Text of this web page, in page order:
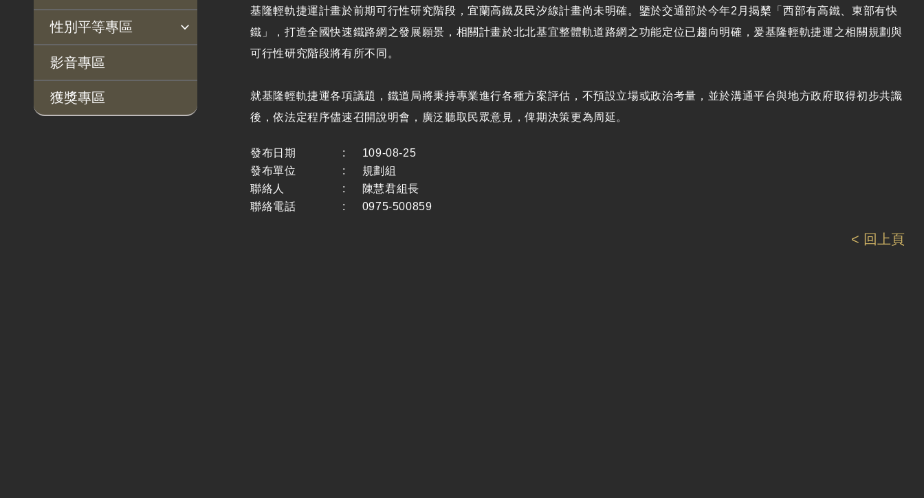
解釋性規定及裁量基
準
政府機關資訊
行政指導有關文書
施政計畫、業務統計
及研究報告
用地法規
徵收案件資訊
揭弊者保護專區
廉政訊息
利益衝突迴避園地
公務員廉政倫理規範
公職人員財產申報園地
廉政檢舉管道
桃地計畫廉政平臺專網
桃地計畫
廉政平臺
啟動儀式及交流座談
性別平等專區
性別平等工作小組
宣傳事項
性別平等推動計畫
性別平等統計分析
性別平等影響評估
性騷擾防治
相關網站
影音專區
獲獎專區
基隆輕軌捷運計畫於前期可行性研究階段，宜蘭高鐵及民汐線計畫尚未明確。鑒於交通部於今年2 月揭櫫「西部有高鐵、東部有快
鐵」，打造全國快速鐵路網之發展願景，相關計畫於北北基宜整體軌道路網之功能定位已趨向明確，爰基隆輕軌捷運之相關規劃與
可行性研究階段將有所不同。
就基隆輕軌捷運各項議題，鐵道局將秉持專業進行各種方案評估，不預設立場或政治考量，並於溝通平台與地方政府取得初步共識
後，依法定程序儘速召開說明會，廣泛聽取民眾意見，俾期決策更為周延。
發布日期 :
109-08-25
發布單位
:
規劃組
聯絡人
:
陳慧君組長
聯絡電話
: 0975-500859
< 回上頁